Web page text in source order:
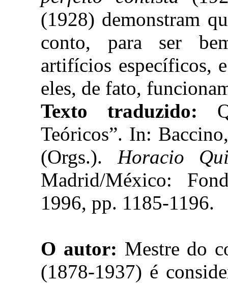
(1928) demonstram
conto, para ser
artifícios específicos,
eles, de fato,
Texto traduzido:
Teóricos”. In:
(Orgs.). Horacio
Madrid/México:
1996, pp. 1185-1196.
O autor: Mestre do
(1878-1937) é